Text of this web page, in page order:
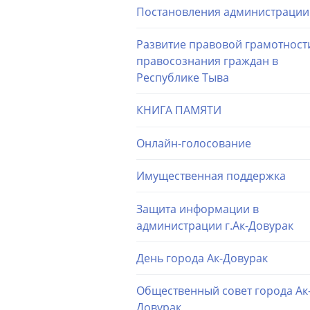
Постановления администрации
Развитие правовой
правосознания граждан в
Республике Тыва
КНИГА ПАМЯТИ
Онлайн-голосование
Имущественная поддержка
Защита информации в
администрации г.Ак-Довурак
День города Ак-Довурак
Общественный совет города